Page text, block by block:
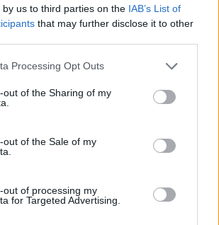
us to third parties on the IAB’s List of
that may further disclose it to other
website/app uses one or more Google
visit or usage behaviour. You may click to
to Google and its third-party tags to
below specified purposes in below Google
Processing Opt Outs
out of the Sharing of my
out of the Sale of my
out of processing my
for Targeted Advertising.
Video
loading.
could not be loaded, either because
network failed or because the format